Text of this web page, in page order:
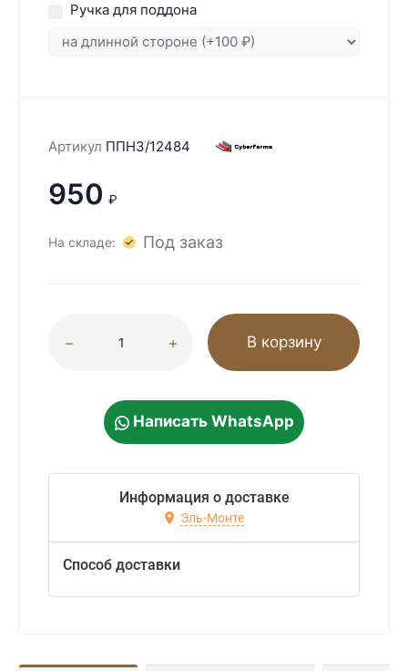
Ручка для поддона
Артикул ППН3/12484
950 ₽
На складе: Под заказ
В корзину
Написать WhatsApp
Информация о доставке
Эль-Монте
Способ доставки